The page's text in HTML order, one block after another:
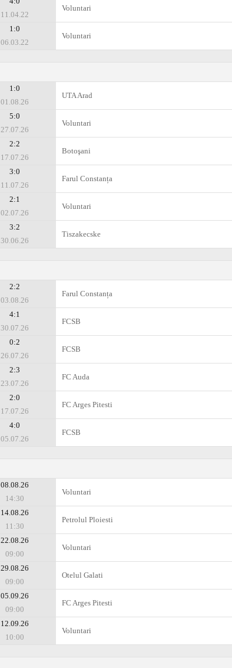
11.04.22
Voluntari
1:0
06.03.22
Voluntari
1:0
01.08.26
UTA Arad
5:0
27.07.26
Voluntari
2:2
17.07.26
Botoşani
3:0
11.07.26
Farul Constanța
2:1
02.07.26
Voluntari
3:2
30.06.26
Tiszakеcske
2:2
03.08.26
Farul Constanța
4:1
30.07.26
FCSB
0:2
26.07.26
FCSB
2:3
23.07.26
FC Auda
2:0
17.07.26
FC Arges Pitesti
4:0
05.07.26
FCSB
08.08.26
14:30
Voluntari
14.08.26
11:30
Petrolul Ploiesti
22.08.26
09:00
Voluntari
29.08.26
09:00
Otelul Galati
05.09.26
09:00
FC Arges Pitesti
12.09.26
10:00
Voluntari